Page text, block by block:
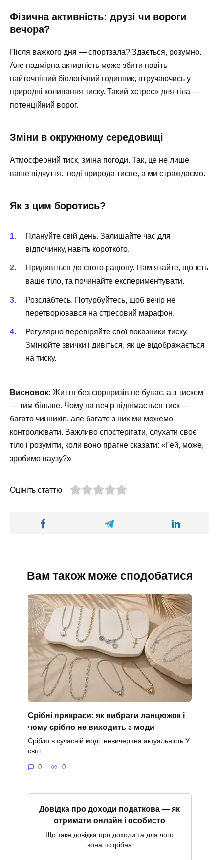
Фізична активність: друзі чи вороги
вечора?
Після важкого дня — спортзала? Здається, розумно.
Але надмірна активність може збити навіть
найточніший біологічний годинник, втручаючись у
природні коливання тиску. Такий «стрес» для тіла —
потенційний ворог.
Зміни в окружному середовищі
Атмосферний тиск, зміна погоди. Так, це не лише
ваше відчуття. Іноді природа тисне, а ми страждаємо.
Як з цим боротись?
Плануйте свій день. Залишайте час для
відпочинку, навіть короткого.
Придивіться до свого раціону. Пам’ятайте, що їсть
ваше тіло, та починайте експериментувати.
Розслабтесь. Потурбуйтесь, щоб вечір не
перетворювався на стресовий марафон.
Регулярно перевіряйте свої показники тиску.
Змінюйте звички і дивіться, як це відображається
на тиску.
Висновок: Життя без сюрпризів не буває, а з тиском
— тим більше. Чому на вечір піднімається тиск —
багато чинників, але багато з них ми можемо
контролювати. Важливо спостерігати, слухати своє
тіло і розуміти, коли воно прагне сказати: «Гей, може,
зробимо паузу?»
Оцініть статтю
Вам також може сподобатися
Срібні прикраси: як вибрати ланцюжок і
чому срібло не виходить з моди
Срібло в сучасній моді: невичерпна актуальність У
світі
0 0
Довідка про доходи податкова — як
отримати онлайн і особисто
Що таке довідка про доходи та для чого
вона потрібна